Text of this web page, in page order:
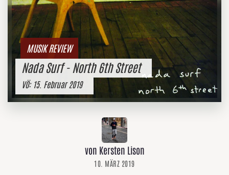
MUSIK REVIEW
Nada Surf - North 6th Street
VÖ:15. Februar 2019
von Kersten Lison
10. MÄRZ 2019